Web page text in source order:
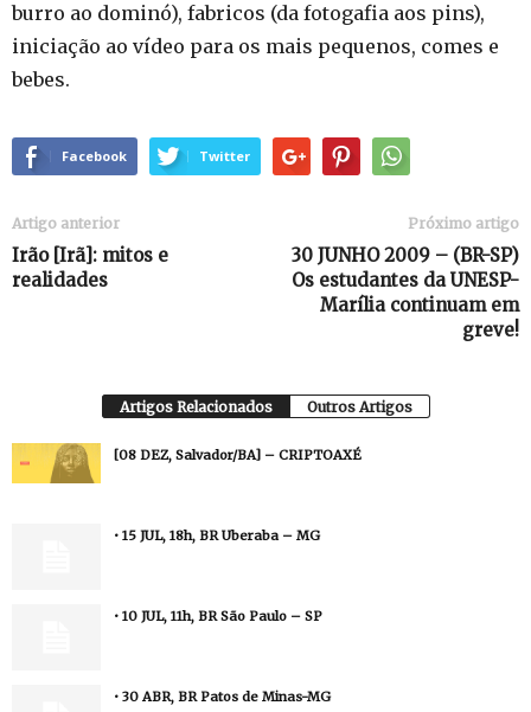
burro ao dominó), fabricos (da fotogafia aos pins),
iniciação ao vídeo para os mais pequenos, comes e
bebes.
Facebook Twitter
Artigo anterior
Irão [Irã]: mitos e
realidades
Próximo artigo
30 JUNHO 2009 – (BR-SP)
Os estudantes da UNESP-
Marília continuam em
greve!
Artigos Relacionados Outros Artigos
[08 DEZ, Salvador/BA] – CRIPTOAXÉ
• 15 JUL, 18h, BR Uberaba – MG
• 10 JUL, 11h, BR São Paulo – SP
• 30 ABR, BR Patos de Minas-MG